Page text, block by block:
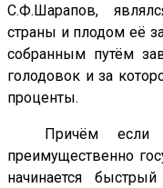
С.Ф.Шарапов,
страны и плодом её
собранным путём
голодовок и за
проценты.
Причём если
преимущественно
начинается